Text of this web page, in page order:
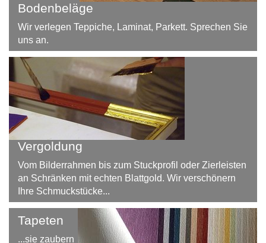
Bodenbeläge
Wir verlegen Teppiche, Laminat, Parkett. Sprechen Sie
uns an.
Vergoldung
Vom Bilderrahmen bis zum Stuckprofil oder Zierleisten
an Schränken mit echten Blattgold. Wir verschönern
Ihre Schmuckstücke...
Tapeten
...sie zaubern